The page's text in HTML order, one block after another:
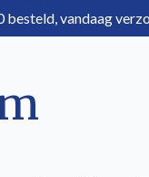
besteld, vandaag